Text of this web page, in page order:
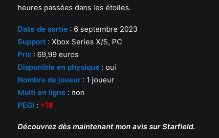
heures passées dans les étoiles.
Date de sortie : 6 septembre 2023
Support : Xbox Series X/S, PC
Prix : 69,99 euros
Disponible en physique : oui
Nombre de joueur : 1 joueur
Multi en ligne : non
PEGI : +18
Découvrez dès maintenant mon avis sur Starfield.